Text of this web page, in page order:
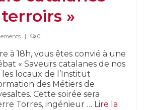
»
| 0
à 18h, vous êtes convié à une
« Saveurs catalanes de nos
les locaux de l’Institut
des Métiers de
Cette soirée sera
Torres, ingénieur … Lire la